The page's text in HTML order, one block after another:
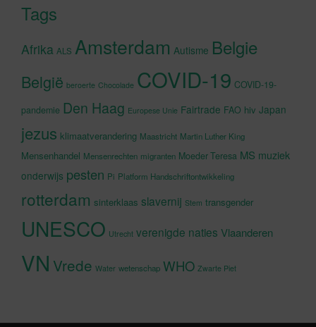
Tags
Afrika ALS Amsterdam Autisme Belgie
België beroerte Chocolade COVID-19 COVID-19-
pandemie Den Haag Europese Unie Fairtrade FAO hiv Japan
jezus klimaatverandering Maastricht Martin Luther King
Mensenhandel Mensenrechten migranten Moeder Teresa MS muziek
onderwijs pesten Pi Platform Handschriftontwikkeling
rotterdam sinterklaas slavernij Stem transgender
UNESCO Utrecht verenigde naties Vlaanderen
VN Vrede Water wetenschap WHO Zwarte Piet